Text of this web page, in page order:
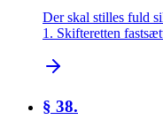
Der skal stilles fuld
1. Skifteretten
§ 38.